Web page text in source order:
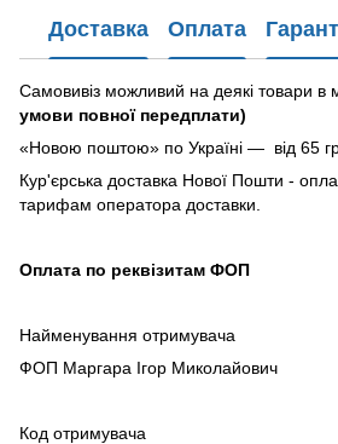
Доставка Оплата
Самовивіз можливий на деякі товари в
умови повної передплати)
«Новою поштою» по Україні — від 65
Кур'єрська доставка Нової Пошти -
тарифам оператора доставки.
Оплата по реквізитам ФОП
Найменування отримувача
ФОП Маргара Ігор Миколайович
Код отримувача